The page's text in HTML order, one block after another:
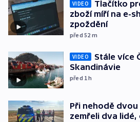
VIDEO
Tlačítko
zboží míří na e-
zpoždění
před 52 m
VIDEO
Stále více
Skandinávie
před 1h
Při nehodě
zemřeli dva